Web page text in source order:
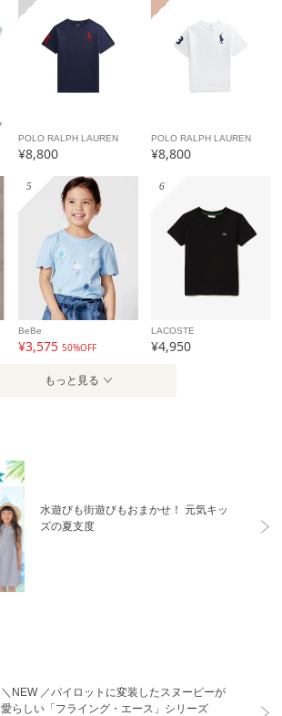
コットン100%
詳細は下記よりお問い合わせください
POLO RALPH LAUREN
¥8,800
POLO RALPH LAUREN
¥8,800
5
BeBe
¥3,57550%OFF
6
LACOSTE
¥4,950
もっと見る
水遊びも街遊びもおまかせ！ 元気キッ
ズの夏支度
＼NEW ／パイロットに変装したスヌーピーが
愛らしい「フライング・エース」シリーズ